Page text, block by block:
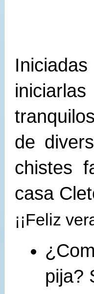
de
chistes
casa
¡¡Feliz
pija?